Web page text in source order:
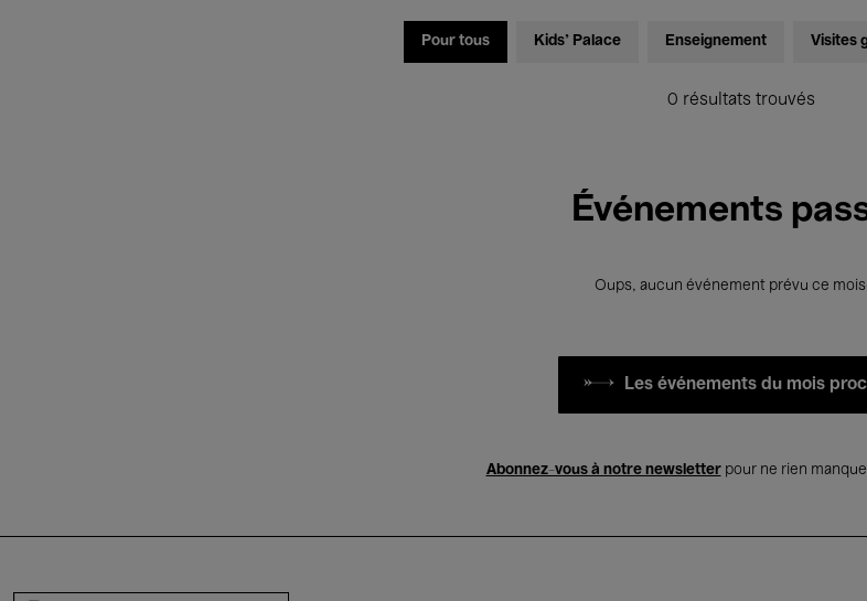
Pour tous Kids’ Palace Enseignement Visites
0 résultats trouvés
Événements
Oups, aucun événement prévu ce
Les événements du mois
Abonnez-vous à notre newsletterpour ne rien